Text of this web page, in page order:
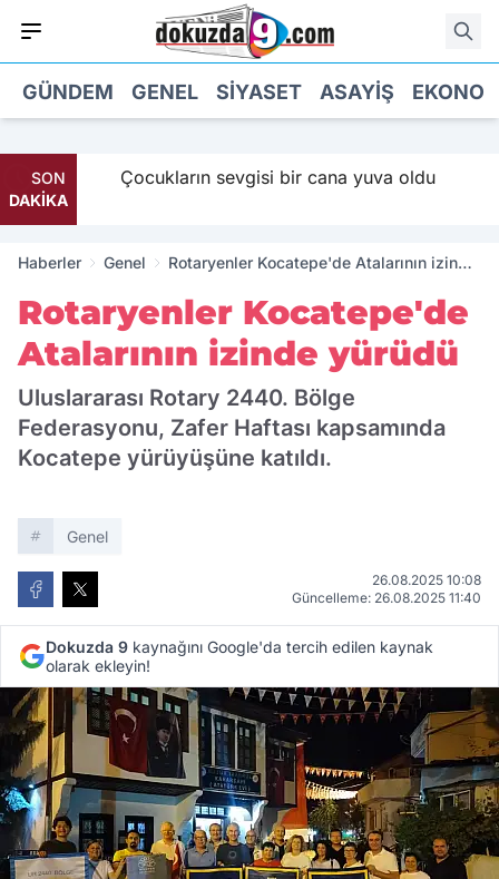
GÜNDEM GENEL SIYASET ASAYIŞ
SON
DAKİKA
Çocukların sevgisi bir cana yuva oldu
Haberler Genel
Rotaryenler Kocatepe'de Atalarının izinde
Rotaryenler Kocatepe'de
Atalarının izinde yürüdü
Uluslararası Rotary 2440. Bölge
Federasyonu, Zafer Haftası kapsamında
Kocatepe yürüyüşüne katıldı.
Genel
26.08.2025 10:08
Güncelleme: 26.08.2025 11:40
Dokuzda 9 kaynağını Google'da tercih edilen kaynak
olarak ekleyin!